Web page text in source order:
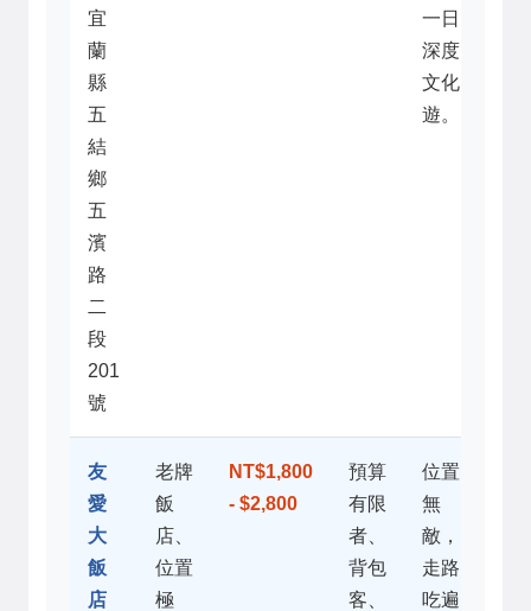
宜
蘭
縣
五
結
鄉
五
濱
路
二
段
201
號
一日
深度
文化
遊。
友
愛
大
飯
店
老牌
飯
店、
位置
極
NT$1,800
- $2,800
預算
有限
者、
背包
客、
位置
無
敵，
走路
吃遍